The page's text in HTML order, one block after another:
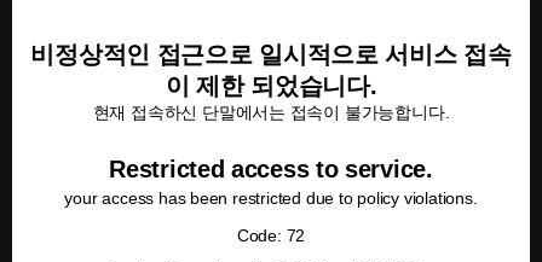
비정상적인 접근으로 일시적으로 서비스 접속
이 제한 되었습니다.
현재 접속하신 단말에서는 접속이 불가능합니다.
Restricted access to service.
your access has been restricted due to policy violations.
Code: 72